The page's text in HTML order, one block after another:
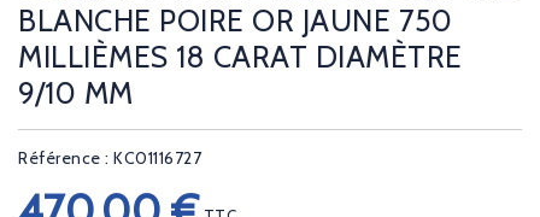
BLANCHE POIRE OR JAUNE 750
MILLIÈMES 18 CARAT DIAMÈTRE
9/10 MM
Référence : KC01116727